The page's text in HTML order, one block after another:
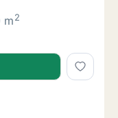
m2
i København
i Storkøbenhavn